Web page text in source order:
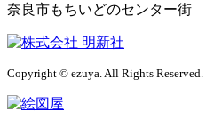
奈良市もちいどのセンター街
Copyright © ezuya. All Rights Reserved.